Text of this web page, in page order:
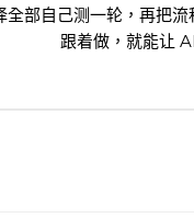
部自己测一轮，再把
跟着做，就能让